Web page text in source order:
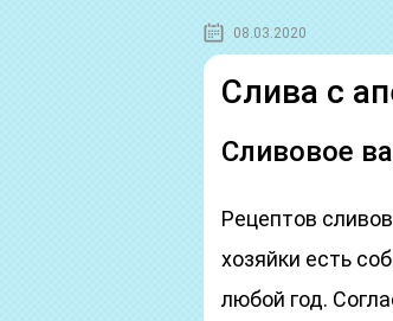
08.03.2020
Слива с
Сливовое
Рецептов
хозяйки есть
любой год.